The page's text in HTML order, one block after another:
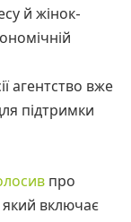
й жінок-
агентство вже
підтримки
про
який включає